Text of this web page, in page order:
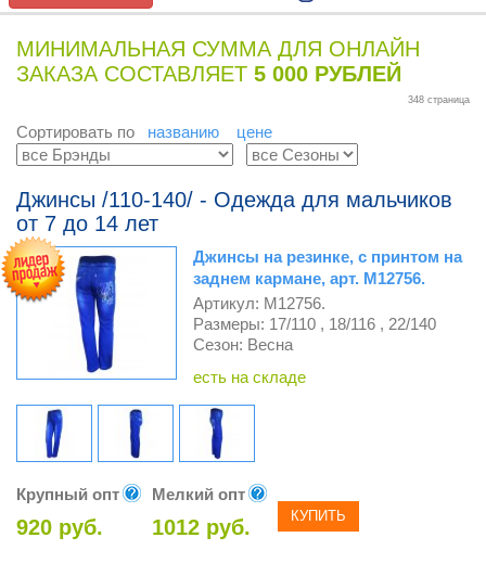
МИНИМАЛЬНАЯ СУММА ДЛЯ ОНЛАЙН
ЗАКАЗА СОСТАВЛЯЕТ 5 000 РУБЛЕЙ
348 страница
Сортировать по названию цене
Джинсы /110-140/ - Одежда для мальчиков
от 7 до 14 лет
Джинсы на резинке, с принтом на
заднем кармане, арт. М12756.
Артикул: М12756.
Размеры: 17/110 , 18/116 , 22/140
Сезон: Весна
есть на складе
Крупный опт Мелкий опт
920 руб. 1012 руб. КУПИТЬ